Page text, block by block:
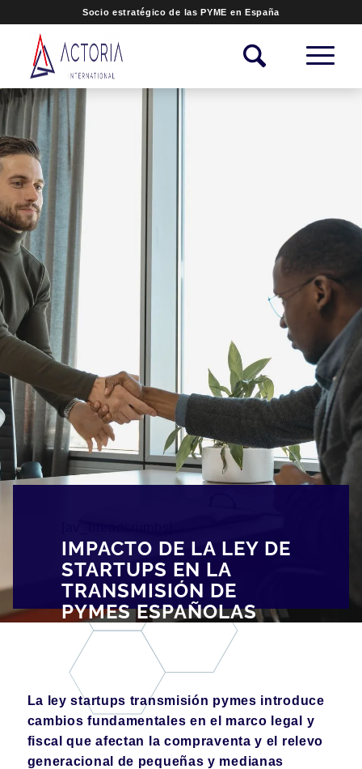
Socio estratégico de las PYME en España
IMPACTO DE LA LEY DE
STARTUPS EN LA
TRANSMISIÓN DE
PYMES ESPAÑOLAS
La ley startups transmisión pymes introduce
cambios fundamentales en el marco legal y
fiscal que afectan la compraventa y el relevo
generacional de pequeñas y medianas